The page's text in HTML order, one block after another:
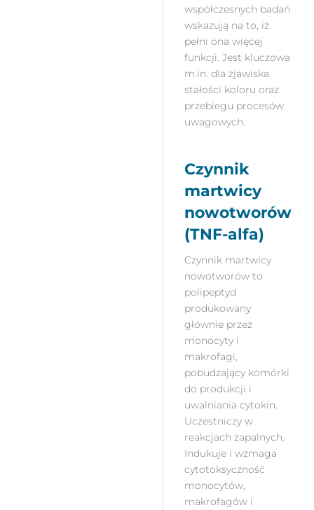
współczesnych badań
wskazują na to, iż
pełni ona więcej
funkcji. Jest kluczowa
m.in. dla zjawiska
stałości koloru oraz
przebiegu procesów
uwagowych.
Czynnik
martwicy
nowotworów
(TNF-alfa)
Czynnik martwicy
nowotworów to
polipeptyd
produkowany
głównie przez
monocyty i
makrofagi,
pobudzający komórki
do produkcji i
uwalniania cytokin.
Uczestniczy w
reakcjach zapalnych.
Indukuje i wzmaga
cytotoksyczność
monocytów,
makrofagów i